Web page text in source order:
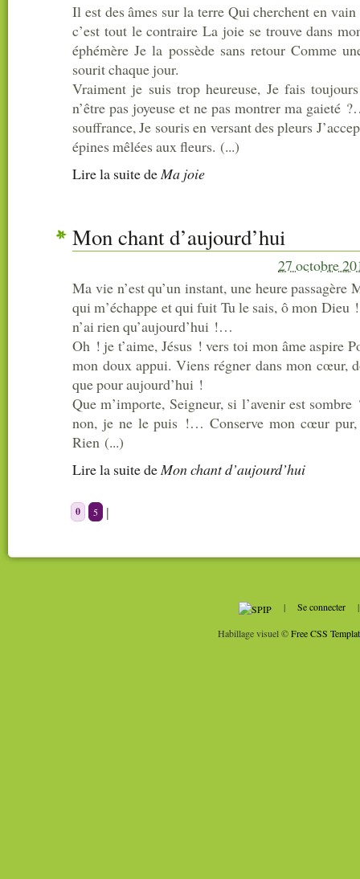
Il est des âmes sur la terre Qui cherchent en
c’est tout le contraire La joie se trouve dans
éphémère Je la possède sans retour Comme
sourit chaque jour.
Vraiment je suis trop heureuse, Je fais
n’être pas joyeuse et ne pas montrer ma gaieté
souffrance, Je souris en versant des pleurs
épines mêlées aux fleurs. (...)
Lire la suitede Ma joie
Mon chant d’aujourd’hui
27 octobre
Ma vie n’est qu’un instant, une heure passagère
qui m’échappe et qui fuit Tu le sais, ô mon Dieu
n’ai rien qu’aujourd’hui !…
Oh ! je t’aime, Jésus ! vers toi mon âme aspire
mon doux appui. Viens régner dans mon cœur,
que pour aujourd’hui !
Que m’importe, Seigneur, si l’avenir est
non, je ne le puis !… Conserve mon cœur pur,
Rien (...)
Lire la suitedeMon chant d’aujourd’hui
0 |
5
| Se connecter
Habillage visuel ©Free CSS